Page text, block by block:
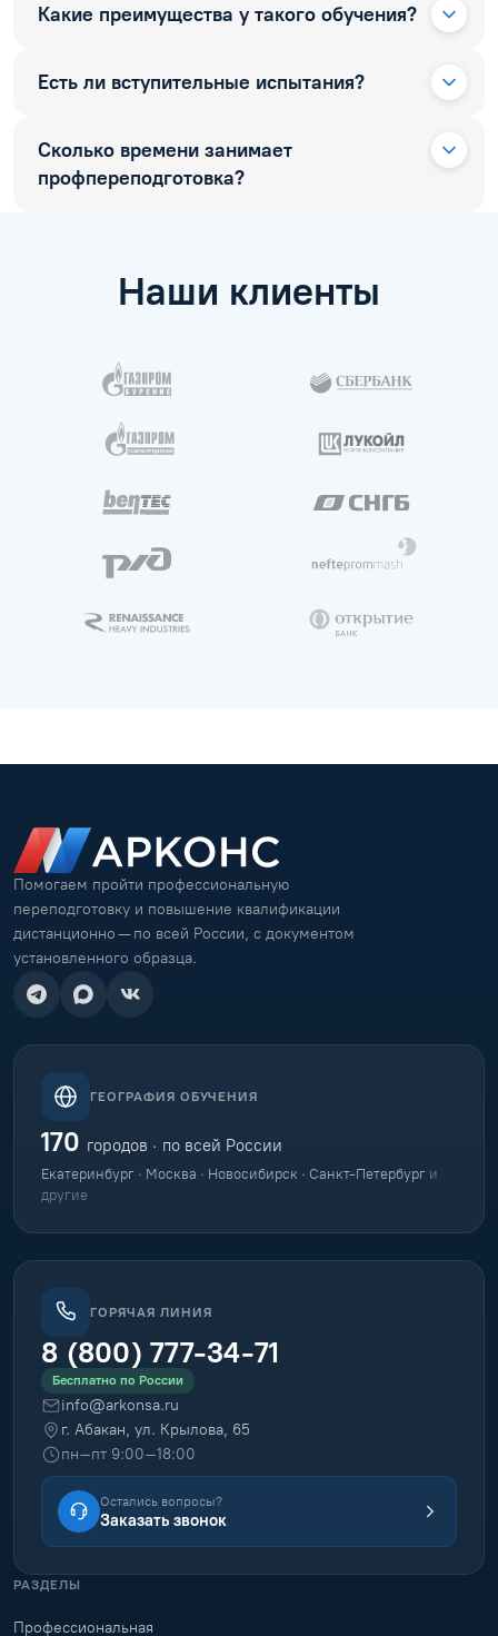
Какие преимущества у такого обучения?
Есть ли вступительные испытания?
Сколько времени занимает
профпереподготовка?
Наши клиенты
Помогаем пройти профессиональную
переподготовку и повышение квалификации
дистанционно — по всей России, с документом
установленного образца.
ГЕОГРАФИЯ ОБУЧЕНИЯ
170 городов · по всей России
Екатеринбург · Москва · Новосибирск · Санкт-Петербург и
другие
ГОРЯЧАЯ ЛИНИЯ
8 (800) 777-34-71
Бесплатно по России
info@arkonsa.ru
г. Абакан, ул. Крылова, 65
пн–пт 9:00–18:00
Остались вопросы?
Заказать звонок
РАЗДЕЛЫ
Профессиональная